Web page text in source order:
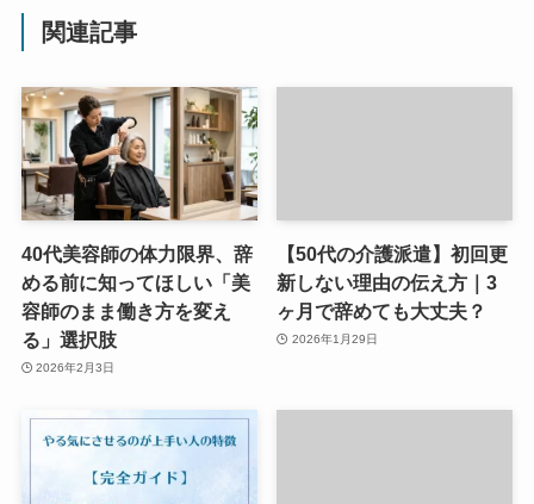
関連記事
40代美容師の体力限界、辞
める前に知ってほしい「美
容師のまま働き方を変え
る」選択肢
2026年2月3日
【50代の介護派遣】初回更
新しない理由の伝え方｜3
ヶ月で辞めても大丈夫？
2026年1月29日